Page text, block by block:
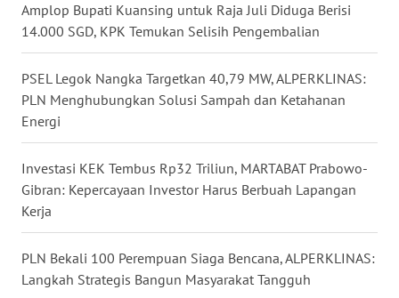
Amplop Bupati Kuansing untuk Raja Juli Diduga Berisi
14.000 SGD, KPK Temukan Selisih Pengembalian
PSEL Legok Nangka Targetkan 40,79 MW, ALPERKLINAS:
PLN Menghubungkan Solusi Sampah dan Ketahanan
Energi
Investasi KEK Tembus Rp32 Triliun, MARTABAT Prabowo-
Gibran: Kepercayaan Investor Harus Berbuah Lapangan
Kerja
PLN Bekali 100 Perempuan Siaga Bencana, ALPERKLINAS:
Langkah Strategis Bangun Masyarakat Tangguh
WN
MALUKU
WN
MALUT
WN
DAIRI
WN